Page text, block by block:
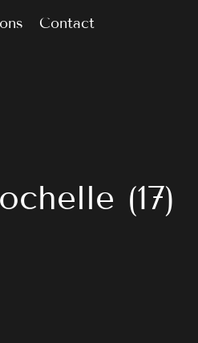
Contact
(17)